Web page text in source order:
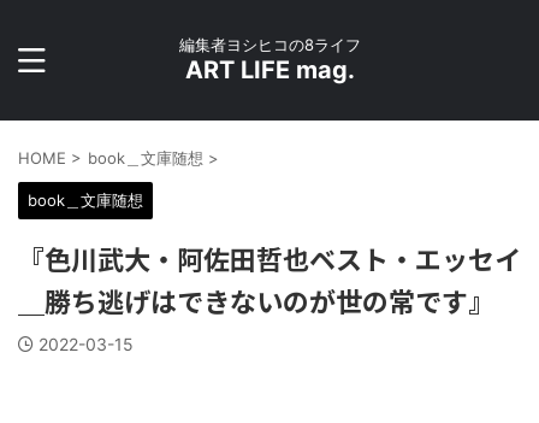
編集者ヨシヒコの8ライフ
ART LIFE mag.
HOME > book＿文庫随想 >
book＿文庫随想
『色川武大・阿佐田哲也ベスト・エッセイ
＿勝ち逃げはできないのが世の常です』
2022-03-15